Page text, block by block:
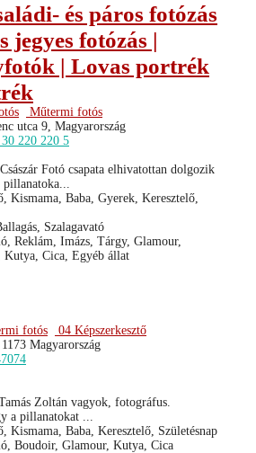
és páros fotózás
jegyes fotózás |
| Lovas portrék
Műtermi fotós
utca 9, Magyarország
220 220 5
Fotó csapata elhivatottan dolgozik
Kismama, Baba, Gyerek, Keresztelő,
Szalagavató
Reklám, Imázs, Tárgy, Glamour,
Kutya, Cica, Egyéb állat
fotós
04 Képszerkesztő
Magyarország
Zoltán vagyok, fotográfus.
a pillanatokat ...
Kismama, Baba, Keresztelő, Születésnap
Boudoir, Glamour, Kutya, Cica